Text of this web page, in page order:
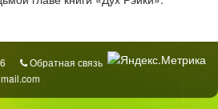
Обратная связь